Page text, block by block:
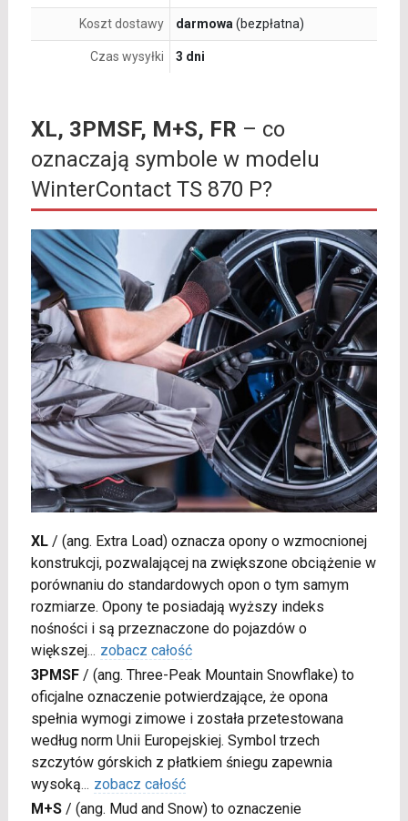
Koszt dostawy darmowa (bezpłatna)
Czas wysyłki 3 dni
XL, 3PMSF, M+S, FR – co
oznaczają symbole w modelu
WinterContact TS 870 P?
XL/ (ang. Extra Load) oznacza opony o wzmocnionej
konstrukcji, pozwalającej na zwiększone obciążenie w
porównaniu do standardowych opon o tym samym
rozmiarze. Opony te posiadają wyższy indeks
nośności i są przeznaczone do pojazdów o
większej... zobacz całość
3PMSF/ (ang. Three-Peak Mountain Snowflake) to
oficjalne oznaczenie potwierdzające, że opona
spełnia wymogi zimowe i została przetestowana
według norm Unii Europejskiej. Symbol trzech
szczytów górskich z płatkiem śniegu zapewnia
wysoką... zobacz całość
M+S/ (ang. Mud and Snow) to oznaczenie